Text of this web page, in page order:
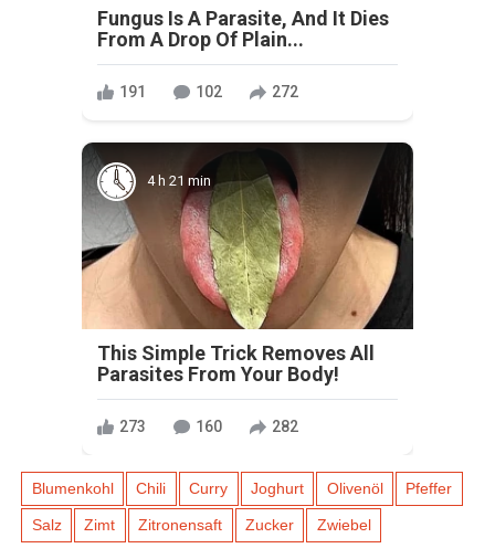
Fungus Is A Parasite, And It Dies
From A Drop Of Plain...
191 102 272
4 h 21 min
This Simple Trick Removes All
Parasites From Your Body!
273 160 282
Blumenkohl Chili Curry Joghurt Olivenöl Pfeffer
Salz Zimt Zitronensaft Zucker Zwiebel